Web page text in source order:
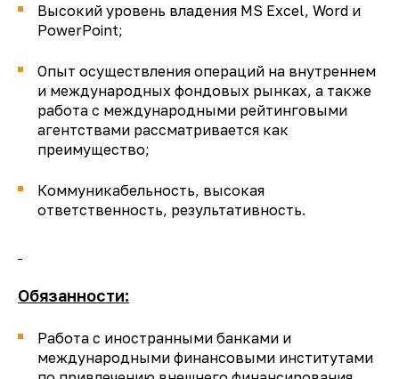
Высокий уровень владения MS Excel, Word и
PowerPoint;
Опыт осуществления операций на внутреннем
и международных фондовых рынках, а также
работа с международными рейтинговыми
агентствами рассматривается как
преимущество;
Коммуникабельность, высокая
ответственность, результативность.
Обязанности:
Работа с иностранными банками и
международными финансовыми институтами